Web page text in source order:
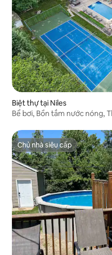
Biệt thự tại Niles
Bể bơi, Bồn tắm nước nóng,
Chủ nhà siêu cấp
Chủ nhà siêu cấp